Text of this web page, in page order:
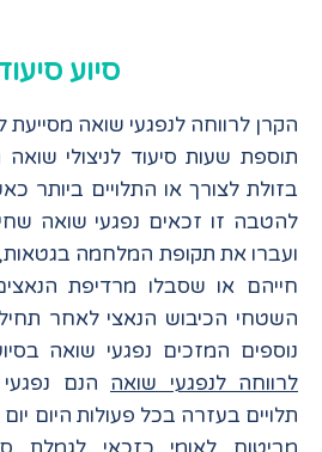
סיוע
הקרן לרווחה לנפגעי שואה מסייעת
תוספת שעות סיעוד לניצולי
בזולת לצורך או התלויים ביותר
להטבה זו זכאים נפגעי שואה
ועברו את תקופת המלחמה בגטאות,
חייהם או שסבלו מרדיפת
השטחי הכיבוש הנאצי לאחר
נוספים המזכים נפגעי שואה
לרווחה לנפגעי שואה הנם
תלויים בעזרה בכל פעולות היום